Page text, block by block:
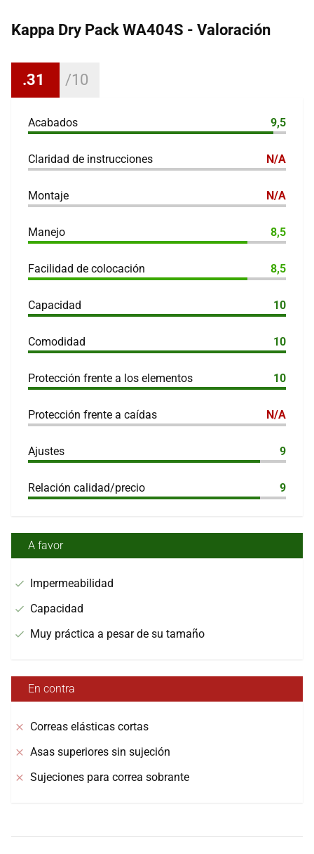
Kappa Dry Pack WA404S - Valoración
.31
Acabados 9,5
Claridad de instrucciones N/A
Montaje N/A
Manejo 8,5
Facilidad de colocación 8,5
Capacidad 10
Comodidad 10
Protección frente a los elementos 10
Protección frente a caídas N/A
Ajustes 9
Relación calidad/precio 9
A favor
Impermeabilidad
Capacidad
Muy práctica a pesar de su tamaño
En contra
Correas elásticas cortas
Asas superiores sin sujeción
Sujeciones para correa sobrante